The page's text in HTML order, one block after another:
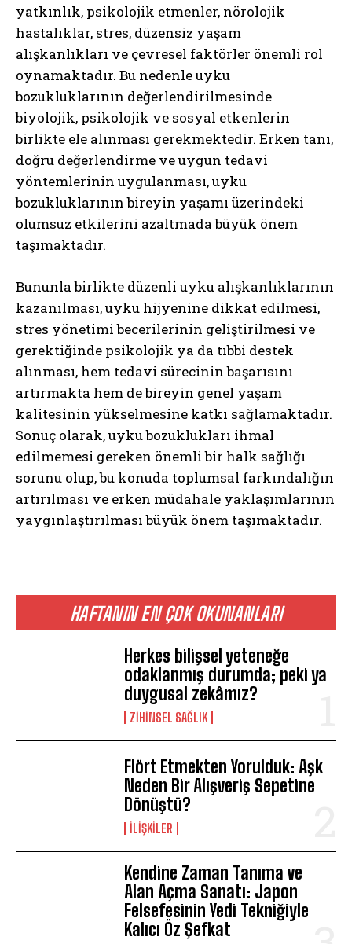
Gizlilik politikasınıokudum, onaylıyorum.
HAFTANIN EN ÇOK OKUNANLARI
Herkes bilişsel yeteneğe
odaklanmış durumda; peki ya
duygusal zekâmız?
ZIHINSEL SAĞLIK
Flört Etmekten Yorulduk: Aşk
Neden Bir Alışveriş Sepetine
Dönüştü?
İLIŞKILER
Kendine Zaman Tanıma ve
Alan Açma Sanatı: Japon
Felsefesinin Yedi Tekniğiyle
Kalıcı Öz Şefkat
yatkınlık, psikolojik etmenler, nörolojik
hastalıklar, stres, düzensiz yaşam
alışkanlıkları ve çevresel faktörler önemli rol
oynamaktadır. Bu nedenle uyku
bozukluklarının değerlendirilmesinde
biyolojik, psikolojik ve sosyal etkenlerin
birlikte ele alınması gerekmektedir. Erken tanı,
doğru değerlendirme ve uygun tedavi
yöntemlerinin uygulanması, uyku
bozukluklarının bireyin yaşamı üzerindeki
olumsuz etkilerini azaltmada büyük önem
taşımaktadır.
Bununla birlikte düzenli uyku alışkanlıklarının
kazanılması, uyku hijyenine dikkat edilmesi,
stres yönetimi becerilerinin geliştirilmesi ve
gerektiğinde psikolojik ya da tıbbi destek
alınması, hem tedavi sürecinin başarısını
artırmakta hem de bireyin genel yaşam
kalitesinin yükselmesine katkı sağlamaktadır.
Sonuç olarak, uyku bozuklukları ihmal
edilmemesi gereken önemli bir halk sağlığı
sorunu olup, bu konuda toplumsal farkındalığın
artırılması ve erken müdahale yaklaşımlarının
yaygınlaştırılması büyük önem taşımaktadır.